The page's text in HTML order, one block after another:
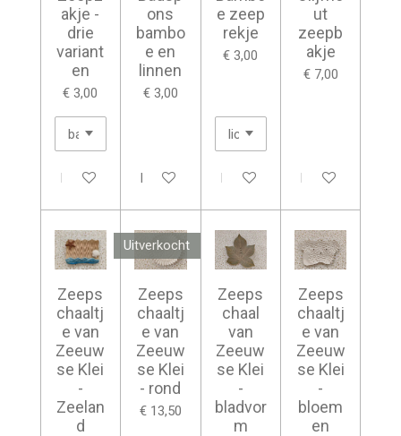
akje -
drie
variant
en
€ 3,00
In winkelwagen
ons
bambo
e en
linnen
€ 3,00
In winkelwagen
e zeep
rekje
€ 3,00
In winkelwagen
ut
zeepb
akje
€ 7,00
In winkelwagen
Zeeps
chaaltj
e van
Zeeuw
se Klei
-
Zeelan
d
Uitverkocht
Zeeps
chaaltj
e van
Zeeuw
se Klei
- rond
€ 13,50
Zeeps
chaal
van
Zeeuw
se Klei
-
bladvor
m
Zeeps
chaaltj
e van
Zeeuw
se Klei
-
bloem
en